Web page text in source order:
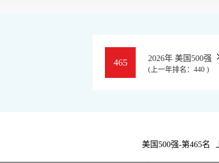
465 2026年 美国500强
(上一年排名：440 )
美国500强-第465名